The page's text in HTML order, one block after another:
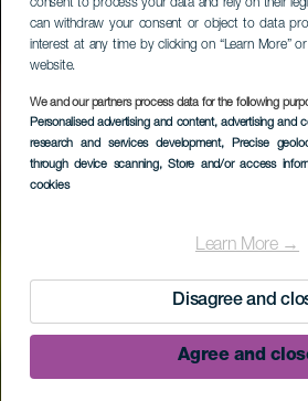
consent to process your data and rely on their
can withdraw your consent or object to data
interest at any time by clicking on “Learn More”
website.
We and our partners process data for the following
Personalised advertising and content, advertising and
research and services development, Precise
through device scanning, Store and/or access
cookies
Learn More →
Disagree and
Agree and